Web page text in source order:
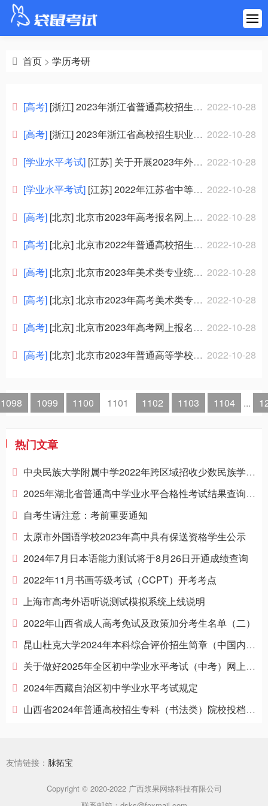
首页
建筑工程
财会金融
职业资格
学历考研
招聘信息
首页 > 学历考研
2022-10-28
[高考] [浙江] 2023年浙江省普通高校招生艺术类专业统一考试和单独考试招生职业技能操作考试（艺术类、其他类）考生疫情防控须知
2022-10-28
[高考] [浙江] 2023年浙江省高校招生职业技能操作考试艺术类、其他类（除汽车专业外）考试简章
2022-10-28
[学业水平考试] [江苏] 关于开展2023年外省普通高中学业水平合格性考试成绩转入江苏认定工作的通告
2022-10-28
[学业水平考试] [江苏] 2022年江苏省中等职业学校学生学业水平考试考生健康应试须知
2022-10-28
[高考] [北京] 北京市2023年高考报名网上支付说明
2022-10-28
[高考] [北京] 北京市2022年普通高校招生专业目录
2022-10-28
[高考] [北京] 北京市2023年美术类专业统考考试大纲
2022-10-28
[高考] [北京] 北京市2023年高考美术类专业统一考试考生须知
2022-10-28
[高考] [北京] 北京市2023年高考网上报名系统使用问答
2022-10-28
[高考] [北京] 北京市2023年普通高等学校招生体育专业考试考生须知
1098 1099 1100 1101 1102 1103 1104 ...
热门文章
中央民族大学附属中学2022年跨区域招收少数民族学生名单
2025年湖北省普通高中学业水平合格性考试结果查询和复核办法
自考生请注意：考前重要通知
太原市外国语学校2023年高中具有保送资格学生公示
2024年7月日本语能力测试将于8月26日开通成绩查询
2022年11月书画等级考试（CCPT）开考考点
上海市高考外语听说测试模拟系统上线说明
2022年山西省成人高考免试及政策加分考生名单（二）
昆山杜克大学2024年本科综合评价招生简章（中国内地学生）
关于做好2025年全区初中学业水平考试（中考）网上报名有关工作的通知
2024年西藏自治区初中学业水平考试规定
山西省2024年普通高校招生专科（书法类）院校投档最低分
友情链接： 脉拓宝
Copyright © 2020-2022 广西浆果网络科技有限公司